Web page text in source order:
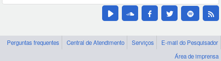
Perguntas frequentes Central de Atendimento Serviços
E-mail do Pesquisador
Área de imprensa